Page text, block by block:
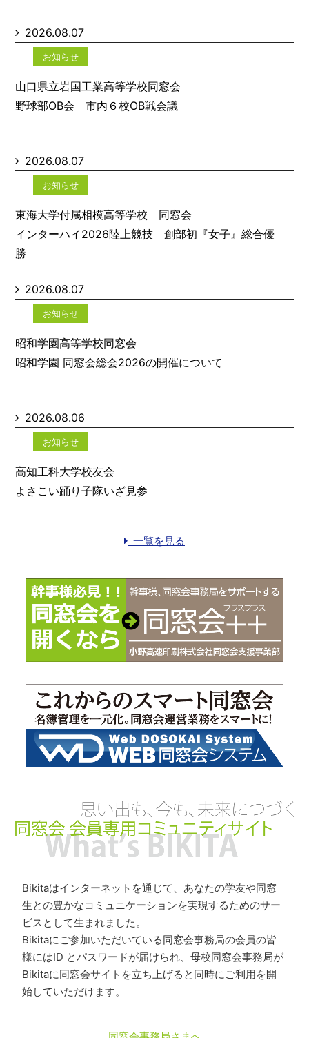
2026.08.07
お知らせ
山口県立岩国工業高等学校同窓会
野球部OB会 市内６校OB戦会議
2026.08.07
お知らせ
東海大学付属相模高等学校 同窓会
インターハイ2026陸上競技 創部初『女子』総合優
勝
2026.08.07
お知らせ
昭和学園高等学校同窓会
昭和学園 同窓会総会2026の開催について
2026.08.06
お知らせ
高知工科大学校友会
よさこい踊り子隊いざ見参
一覧を見る
Bikitaはインターネットを通じて、あなたの学友や同窓
生との豊かなコミュニケーションを実現するためのサー
ビスとして生まれました。
Bikitaにご参加いただいている同窓会事務局の会員の皆
様にはID とパスワードが届けられ、母校同窓会事務局が
Bikitaに同窓会サイトを立ち上げると同時にご利用を開
始していただけます。